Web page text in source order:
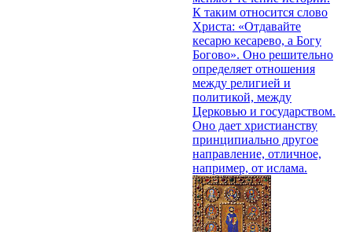
К таким относится слово
Христа: «Отдавайте
кесарю кесарево, а Богу
Богово». Оно решительно
определяет отношения
между религией и
политикой, между
Церковью и государством.
Оно дает христианству
принципиально другое
направление, отличное,
например, от ислама.